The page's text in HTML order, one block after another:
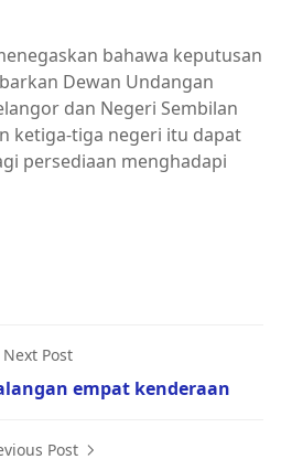
bahawa keputusan
Dewan Undangan
dan Negeri Sembilan
ketiga-tiga negeri itu dapat
persediaan menghadapi
Next Post
empat kenderaan
Post